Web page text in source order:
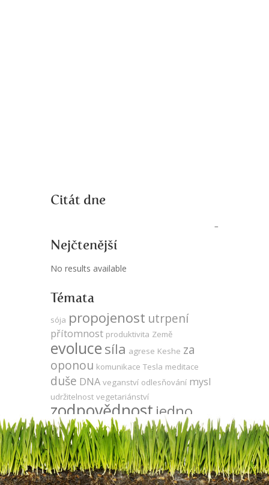
Citát dne
Nejčtenější
No results available
Témata
sója propojenost utrpení
přítomnost produktivita Země
evolucesíla agrese Keshe za
oponou komunikace Tesla meditace
duše DNA veganství odlesňování mysl
udržitelnost vegetariánství
zodpovědnost jedno
vědomí energie zdarma energie
strach léčení láskazdraví gmo čas
neutralita volná energie vývojego
kooperace